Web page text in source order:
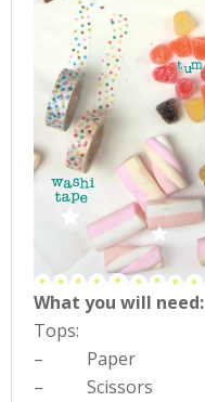
What you will need:
Tops:
– Paper
– Scissors